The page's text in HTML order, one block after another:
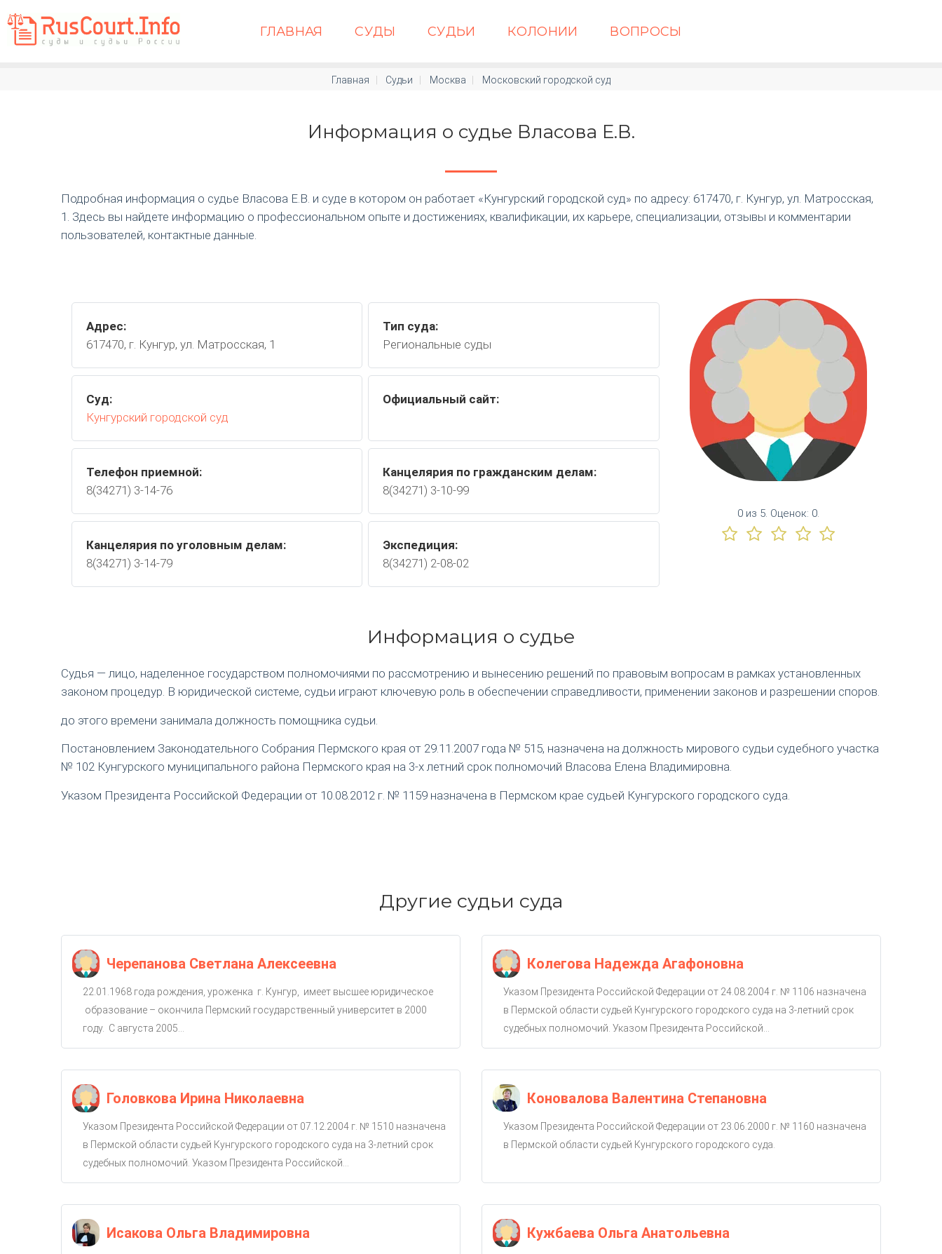
ГЛАВНАЯ СУДЫ СУДЬИ КОЛОНИИ ВОПРОСЫ
Главная Судьи Москва Московский городской суд
Информация о судье Власова Е.В.
Подробная информация о судье Власова Е.В. и суде в котором он работает «Кунгурский городской суд» по адресу: 617470, г. Кунгур, ул. Матросская,
1. Здесь вы найдете информацию о профессиональном опыте и достижениях, квалификации, их карьере, специализации, отзывы и комментарии
пользователей, контактные данные.
Адрес:
617470, г. Кунгур, ул. Матросская, 1
Тип суда:
Региональные суды
Суд:
Кунгурский городской суд
Официальный сайт:
Телефон приемной:
8(34271) 3-14-76
Канцелярия по гражданским делам:
8(34271) 3-10-99
Канцелярия по уголовным делам:
8(34271) 3-14-79
Экспедиция:
8(34271) 2-08-02
0 из 5. Оценок: 0.
Информация о судье
Судья — лицо, наделенное государством полномочиями по рассмотрению и вынесению решений по правовым вопросам в рамках установленных
законом процедур. В юридической системе, судьи играют ключевую роль в обеспечении справедливости, применении законов и разрешении споров.
до этого времени занимала должность помощника судьи.
Постановлением Законодательного Собрания Пермского края от 29.11.2007 года № 515, назначена на должность мирового судьи судебного участка
№ 102 Кунгурского муниципального района Пермского края на 3-х летний срок полномочий Власова Елена Владимировна.
Указом Президента Российской Федерации от 10.08.2012 г. № 1159 назначена в Пермском крае судьей Кунгурского городского суда.
Другие судьи суда
Черепанова Светлана Алексеевна
22.01.1968 года рождения, уроженка г. Кунгур, имеет высшее юридическое
образование – окончила Пермский государственный университет в 2000
году. С августа 2005...
Головкова Ирина Николаевна
Указом Президента Российской Федерации от 07.12.2004 г. № 1510 назначена
в Пермской области судьей Кунгурского городского суда на 3-летний срок
судебных полномочий. Указом Президента Российской...
Исакова Ольга Владимировна
Колегова Надежда Агафоновна
Указом Президента Российской Федерации от 24.08.2004 г. № 1106 назначена
в Пермской области судьей Кунгурского городского суда на 3-летний срок
судебных полномочий. Указом Президента Российской...
Коновалова Валентина Степановна
Указом Президента Российской Федерации от 23.06.2000 г. № 1160 назначена
в Пермской области судьей Кунгурского городского суда.
Кужбаева Ольга Анатольевна